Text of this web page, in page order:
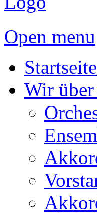
Open menu
Startseite
Wir über